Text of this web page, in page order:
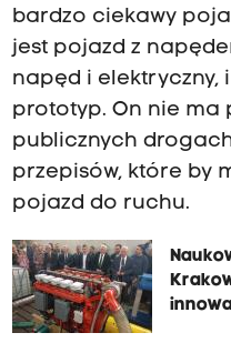
bardzo ciekawy
jest pojazd z
napęd i elektryczny,
prototyp. On nie ma
publicznych
przepisów, które by
pojazd do ruchu.